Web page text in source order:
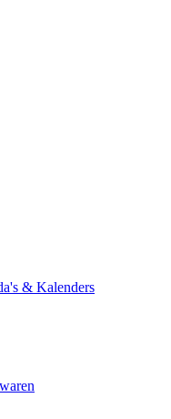
& Kalenders